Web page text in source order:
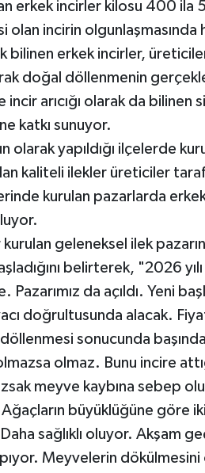
erkek incirler kilosu 400 ila
olan incirin
bilinen erkek incirler,
doğal döllenmenin
arıcığı olarak da bilinen
katkı sunuyor.
olarak yapıldığı ilçelerde
kaliteli ilekler üreticiler
kurulan pazarlarda
kurulan geleneksel ilek
belirterek, "2026
Pazarımız da açıldı. Yeni
doğrultusunda alacak.
döllenmesi sonucunda
olmaz. Bunu incire
meyve kaybına sebep
büyüklüğüne göre
sağlıklı oluyor. Akşam
Meyvelerin dökülmesini